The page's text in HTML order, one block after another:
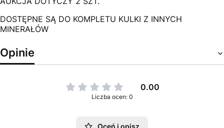
DOSTĘPNE SĄ DO KOMPLETU KULKI Z INNYCH
MINERAŁÓW
Opinie
0.00
Liczba ocen: 0
Oceń i opisz